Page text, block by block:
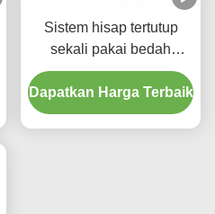
Sistem hisap tertutup
sekali pakai bedah
Neonates/Pediatrics-
Elbows
Dapatkan Harga Terbaik